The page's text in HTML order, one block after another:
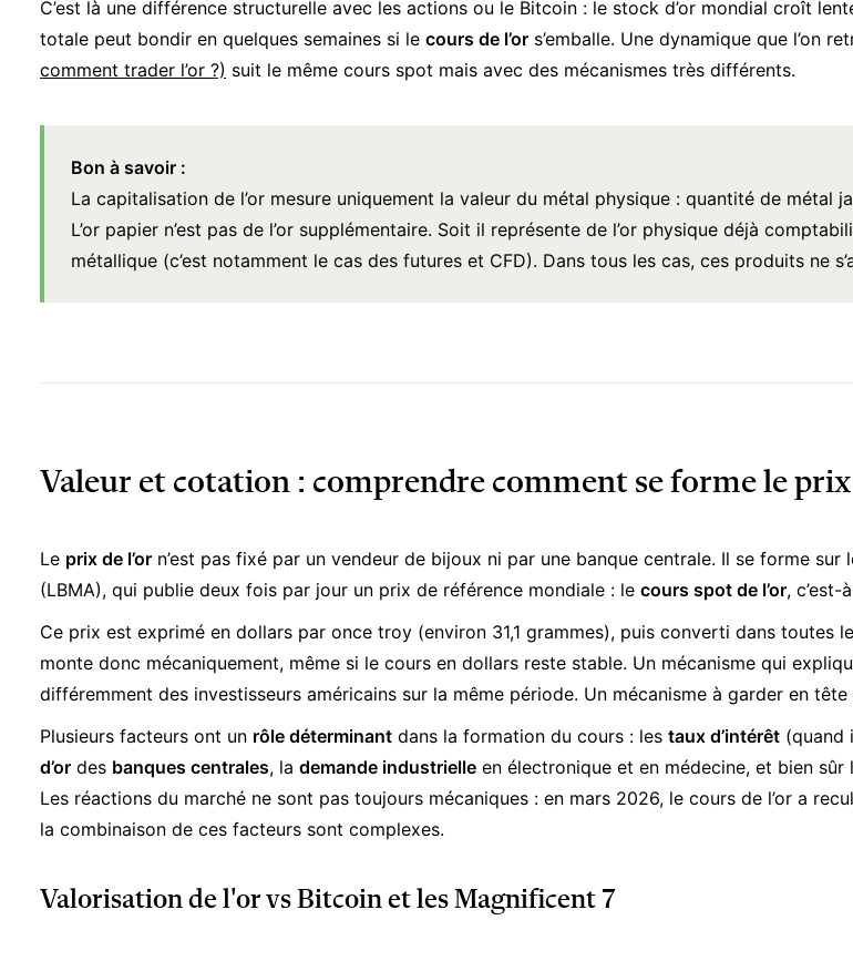
C’est là une différence structurelle avec les actions ou le Bitcoin : le stock d’or mondial croît
totale peut bondir en quelques semaines si le cours de l’or s’emballe. Une dynamique que l’on
comment trader l’or ?) suit le même cours spot mais avec des mécanismes très différents.
Bon à savoir :
La capitalisation de l’or mesure uniquement la valeur du métal physique : quantité de métal
L’or papier n’est pas de l’or supplémentaire. Soit il représente de l’or physique déjà
métallique (c’est notamment le cas des futures et CFD). Dans tous les cas, ces produits ne
Valeur et cotation : comprendre comment se forme le
Le prix de l’or n’est pas fixé par un vendeur de bijoux ni par une banque centrale. Il se forme
(LBMA), qui publie deux fois par jour un prix de référence mondiale : le cours spot de l’or,
Ce prix est exprimé en dollars par once troy (environ 31,1 grammes), puis converti dans toutes
monte donc mécaniquement, même si le cours en dollars reste stable. Un mécanisme qui
différemment des investisseurs américains sur la même période. Un mécanisme à garder en tête
Plusieurs facteurs ont un rôle déterminant dans la formation du cours : les taux d’intérêt (quand
d’or des banques centrales, la demande industrielle en électronique et en médecine, et bien
Les réactions du marché ne sont pas toujours mécaniques : en mars 2026, le cours de l’or a
la combinaison de ces facteurs sont complexes.
Valorisation de l'or vs Bitcoin et les Magnificent 7